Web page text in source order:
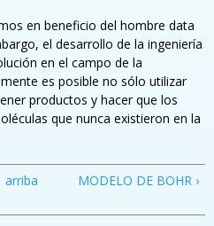
en beneficio del hombre data
el desarrollo de la ingeniería
en el campo de la
es posible no sólo utilizar
productos y hacer que los
que nunca existieron en la
arriba MODELO DE BOHR ›